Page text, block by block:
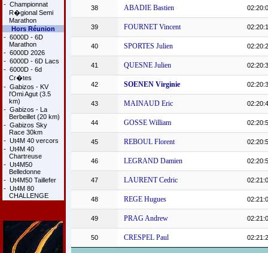
- Championnat
R�gional Semi
Marathon
Hors Réunion
- 6000D - 6D
Marathon
- 6000D 2026
- 6000D - 6D Lacs
- 6000D - 6d
Cr�tes
- Gabizos - KV
l'Omi Agut (3.5
km)
- Gabizos - La
Berbeillet (20 km)
- Gabizos Sky
Race 30km
- Ut4M 40 vercors
- Ut4M 40
Chartreuse
- Ut4M50
Belledonne
- Ut4M50 Taillefer
- Ut4M 80
CHALLENGE
38 ABADIE Bastien
39 FOURNET Vincent
40 SPORTES Julien
41 QUESNE Julien
42 SOENEN Virginie
43 MAINAUD Eric
44 GOSSE William
45 REBOUL Florent
46 LEGRAND Damien
47 LAURENT Cedric
48 REGE Hugues
49 PRAG Andrew
50 CRESPEL Paul